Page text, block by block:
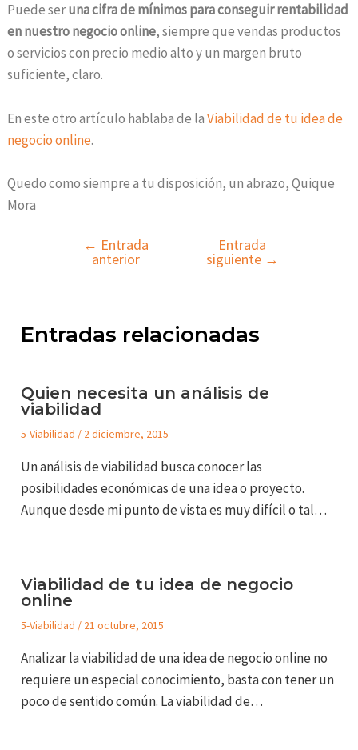
Puede seruna cifra de mínimos para conseguir rentabilidad
en nuestro negocio online, siempre que vendas productos
o servicios con precio medio alto y un margen bruto
suficiente, claro.
En este otro artículo hablaba de laViabilidad de tu idea de
negocio online.
Quedo como siempre a tu disposición, un abrazo, Quique
Mora
← Entrada
anterior
Entrada
siguiente →
Entradas relacionadas
Quien necesita un análisis de
viabilidad
5-Viabilidad / 2 diciembre, 2015
Un análisis de viabilidad busca conocer las
posibilidades económicas de una idea o proyecto.
Aunque desde mi punto de vista es muy difícil o tal…
Viabilidad de tu idea de negocio
online
5-Viabilidad / 21 octubre, 2015
Analizar la viabilidad de una idea de negocio online no
requiere un especial conocimiento, basta con tener un
poco de sentido común. La viabilidad de…